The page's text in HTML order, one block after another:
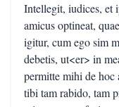
Intellegit, iudices, et
amicus optineat,
igitur, cum ego sim
debetis, ut<er> in
permitte mihi de hoc
tibi tam rabido, tam